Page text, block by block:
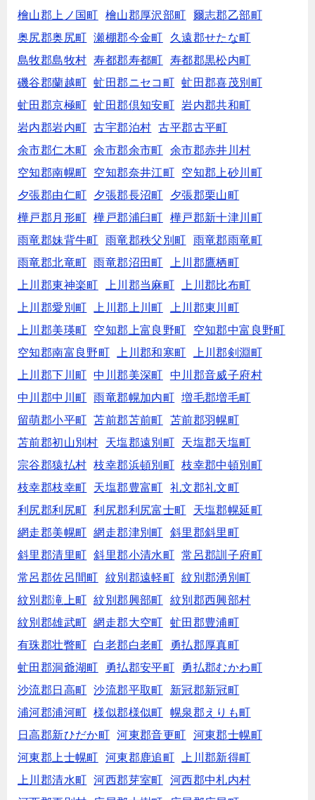
檜山郡上ノ国町
檜山郡厚沢部町
爾志郡乙部町
奥尻郡奥尻町
瀬棚郡今金町
久遠郡せたな町
島牧郡島牧村
寿都郡寿都町
寿都郡黒松内町
磯谷郡蘭越町
虻田郡ニセコ町
虻田郡喜茂別町
虻田郡京極町
虻田郡倶知安町
岩内郡共和町
岩内郡岩内町
古宇郡泊村
古平郡古平町
余市郡仁木町
余市郡余市町
余市郡赤井川村
空知郡南幌町
空知郡奈井江町
空知郡上砂川町
夕張郡由仁町
夕張郡長沼町
夕張郡栗山町
樺戸郡月形町
樺戸郡浦臼町
樺戸郡新十津川町
雨竜郡妹背牛町
雨竜郡秩父別町
雨竜郡雨竜町
雨竜郡北竜町
雨竜郡沼田町
上川郡鷹栖町
上川郡東神楽町
上川郡当麻町
上川郡比布町
上川郡愛別町
上川郡上川町
上川郡東川町
上川郡美瑛町
空知郡上富良野町
空知郡中富良野町
空知郡南富良野町
上川郡和寒町
上川郡剣淵町
上川郡下川町
中川郡美深町
中川郡音威子府村
中川郡中川町
雨竜郡幌加内町
増毛郡増毛町
留萌郡小平町
苫前郡苫前町
苫前郡羽幌町
苫前郡初山別村
天塩郡遠別町
天塩郡天塩町
宗谷郡猿払村
枝幸郡浜頓別町
枝幸郡中頓別町
枝幸郡枝幸町
天塩郡豊富町
礼文郡礼文町
利尻郡利尻町
利尻郡利尻富士町
天塩郡幌延町
網走郡美幌町
網走郡津別町
斜里郡斜里町
斜里郡清里町
斜里郡小清水町
常呂郡訓子府町
常呂郡佐呂間町
紋別郡遠軽町
紋別郡湧別町
紋別郡滝上町
紋別郡興部町
紋別郡西興部村
紋別郡雄武町
網走郡大空町
虻田郡豊浦町
有珠郡壮瞥町
白老郡白老町
勇払郡厚真町
虻田郡洞爺湖町
勇払郡安平町
勇払郡むかわ町
沙流郡日高町
沙流郡平取町
新冠郡新冠町
浦河郡浦河町
様似郡様似町
幌泉郡えりも町
日高郡新ひだか町
河東郡音更町
河東郡士幌町
河東郡上士幌町
河東郡鹿追町
上川郡新得町
上川郡清水町
河西郡芽室町
河西郡中札内村